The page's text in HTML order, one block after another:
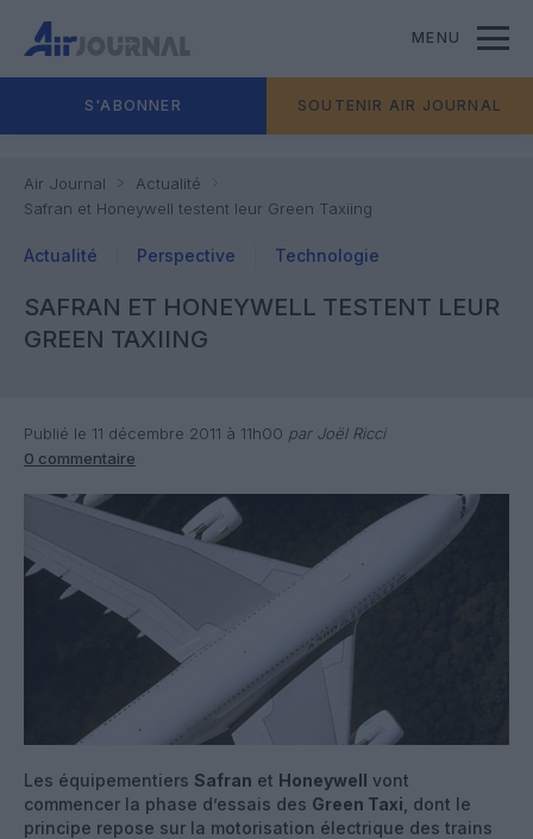
MENU
S'ABONNER SOUTENIR AIR JOURNAL
Air Journal
Actualité
Safran et Honeywell testent leur Green Taxiing
Actualité Perspective Technologie
SAFRAN ET HONEYWELL TESTENT LEUR
GREEN TAXIING
Publié le 11 décembre 2011 à 11h00 par Joël Ricci
0 commentaire
Les équipementiers Safran et Honeywell vont
commencer la phase d’essais des Green Taxi , dont le
principe repose sur la motorisation électrique des trains